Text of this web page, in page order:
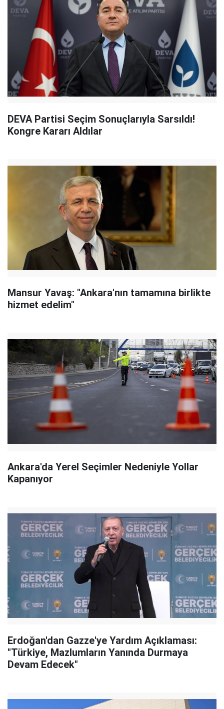
DEVA Partisi Seçim Sonuçlarıyla Sarsıldı!
Kongre Kararı Aldılar
Mansur Yavaş: "Ankara'nın tamamına birlikte
hizmet edelim"
Ankara'da Yerel Seçimler Nedeniyle Yollar
Kapanıyor
Erdoğan'dan Gazze'ye Yardım Açıklaması:
"Türkiye, Mazlumların Yanında Durmaya
Devam Edecek"